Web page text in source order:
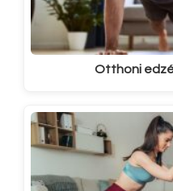
Otthoni